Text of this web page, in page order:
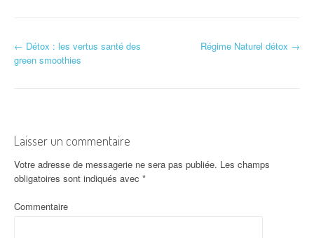
Navigation d'article
← Détox : les vertus santé des
green smoothies
Régime Naturel détox →
Laisser un commentaire
Votre adresse de messagerie ne sera pas publiée. Les champs
obligatoires sont indiqués avec *
Commentaire